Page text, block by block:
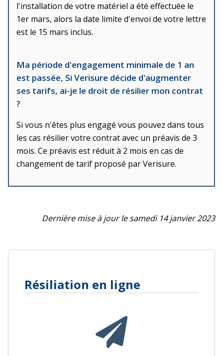
l'installation de votre matériel a été effectuée le
1er mars, alors la date limite d'envoi de votre lettre
est le 15 mars inclus.
Ma période d'engagement minimale de 1 an
est passée, Si Verisure décide d'augmenter
ses tarifs, ai-je le droit de résilier mon contrat
?
Si vous n'êtes plus engagé vous pouvez dans tous
les cas résilier votre contrat avec un préavis de 3
mois. Ce préavis est réduit à 2 mois en cas de
changement de tarif proposé par Verisure.
Dernière mise à jour le samedi 14 janvier 2023
Résiliation en ligne